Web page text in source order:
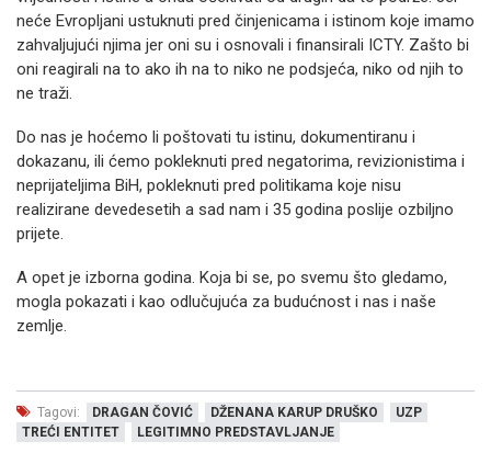
neće Evropljani ustuknuti pred činjenicama i istinom koje imamo
zahvaljujući njima jer oni su i osnovali i finansirali ICTY. Zašto bi
oni reagirali na to ako ih na to niko ne podsjeća, niko od njih to
ne traži.
Do nas je hoćemo li poštovati tu istinu, dokumentiranu i
dokazanu, ili ćemo pokleknuti pred negatorima, revizionistima i
neprijateljima BiH, pokleknuti pred politikama koje nisu
realizirane devedesetih a sad nam i 35 godina poslije ozbiljno
prijete.
A opet je izborna godina. Koja bi se, po svemu što gledamo,
mogla pokazati i kao odlučujuća za budućnost i nas i naše
zemlje.
Tagovi: DRAGAN ČOVIĆ DŽENANA KARUP DRUŠKO
UZP
TREĆI ENTITET
LEGITIMNO PREDSTAVLJANJE